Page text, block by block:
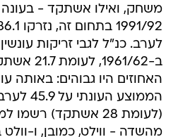
משחק, ואילו אשתקד -
ב-1961/
האחוזים היו גבוהים: באותה
הממוצע
מהשדה - ווילט, כמובן, ו-